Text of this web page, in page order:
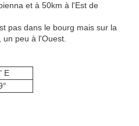
et à 50km à l'Est de
pas dans le bourg mais sur la
peu à l'Ouest.
E